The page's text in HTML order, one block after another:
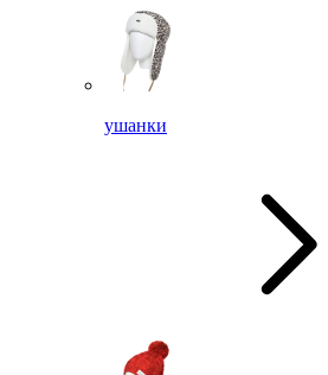
ушанки